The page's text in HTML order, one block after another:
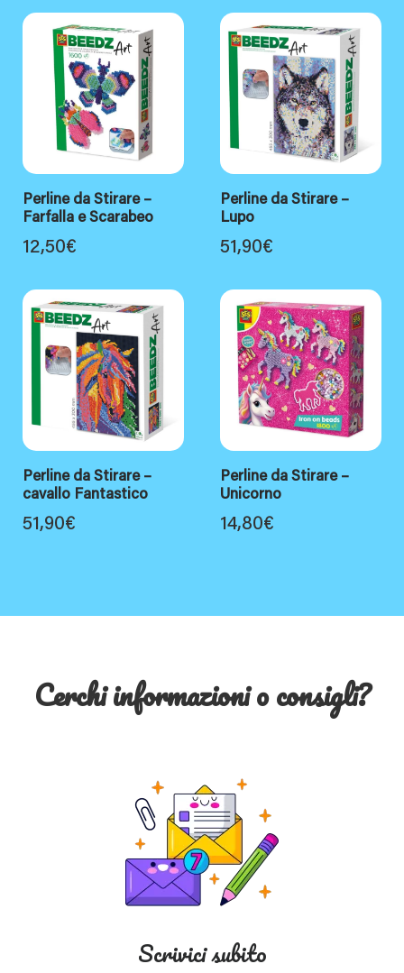
Perline da Stirare –
Farfalla e Scarabeo
12,50€
Perline da Stirare –
Lupo
51,90€
Perline da Stirare –
cavallo Fantastico
51,90€
Perline da Stirare –
Unicorno
14,80€
Cerchi informazioni o consigli?
Scrivici subito